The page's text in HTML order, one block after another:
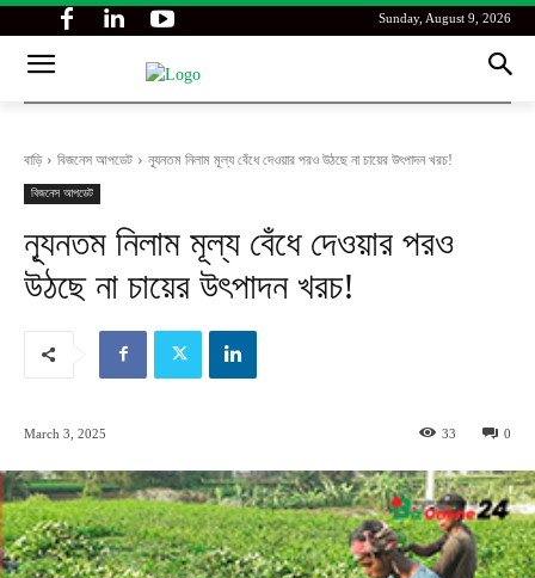
Sunday, August 9, 2026
বাড়ি বিজনেস আপডেট ন্যূনতম নিলাম মূল্য বেঁধে দেওয়ার পরও উঠছে না চায়ের উৎপাদন খরচ!
বিজনেস আপডেট
ন্যূনতম নিলাম মূল্য বেঁধে দেওয়ার পরও
উঠছে না চায়ের উৎপাদন খরচ!
March 3, 2025 0
33